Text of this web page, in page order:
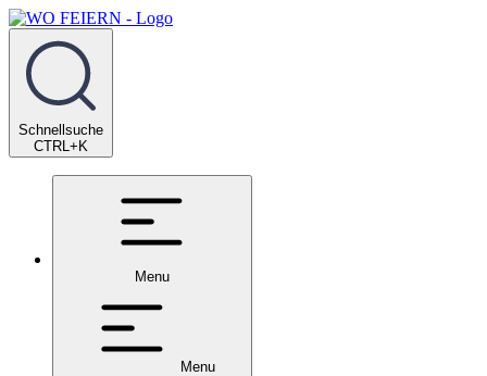
Schnellsuche
CTRL+K
Menu
Menu